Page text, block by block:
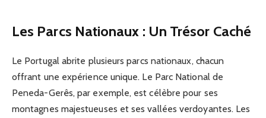
Les Parcs Nationaux : Un Trésor Caché
Le Portugal abrite plusieurs parcs nationaux, chacun
offrant une expérience unique. Le Parc National de
Peneda-Gerês, par exemple, est célèbre pour ses
montagnes majestueuses et ses vallées verdoyantes. Les